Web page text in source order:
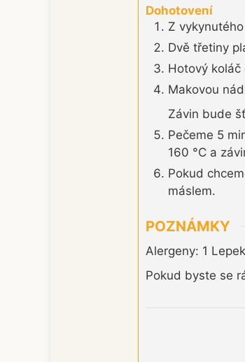
Dohotovení
Z
Dvě třetiny
Hotový
Makovou
Závin bude
Pečeme 5
160 °C a
Pokud
máslem.
POZNÁMKY
Alergeny: 1
Pokud byste se